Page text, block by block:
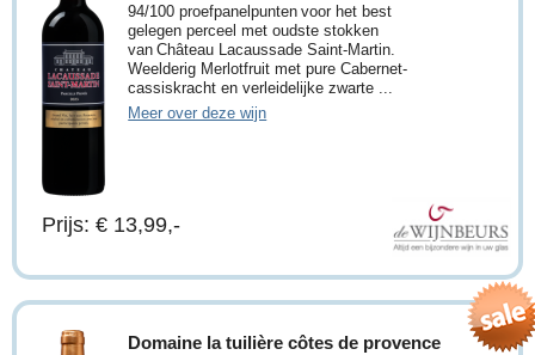
94/100 proefpanelpunten voor het best
gelegen perceel met oudste stokken
van Château Lacaussade Saint-Martin.
Weelderig Merlotfruit met pure Cabernet-
cassiskracht en verleidelijke zwarte ...
Meer over deze wijn
Prijs: € 13,99,-
Domaine la tuilière côtes de provence